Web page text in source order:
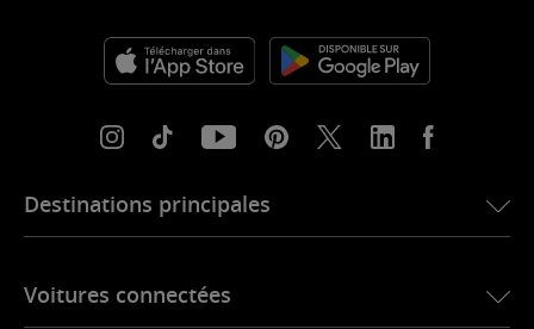
Destinations principales
eSIM pour l’Europe
Voitures connectées